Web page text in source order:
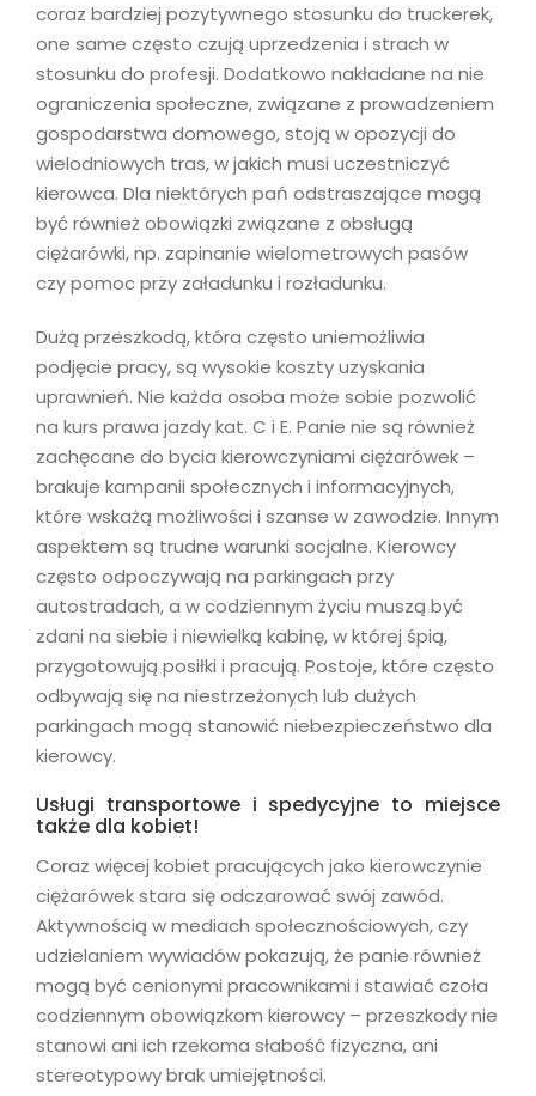
coraz bardziej pozytywnego stosunku do truckerek,
one same często czują uprzedzenia i strach w
stosunku do profesji. Dodatkowo nakładane na nie
ograniczenia społeczne, związane z prowadzeniem
gospodarstwa domowego, stoją w opozycji do
wielodniowych tras, w jakich musi uczestniczyć
kierowca. Dla niektórych pań odstraszające mogą
być również obowiązki związane z obsługą
ciężarówki, np. zapinanie wielometrowych pasów
czy pomoc przy załadunku i rozładunku.
Dużą przeszkodą, która często uniemożliwia
podjęcie pracy, są wysokie koszty uzyskania
uprawnień. Nie każda osoba może sobie pozwolić
na kurs prawa jazdy kat. C i E. Panie nie są również
zachęcane do bycia kierowczyniami ciężarówek –
brakuje kampanii społecznych i informacyjnych,
które wskażą możliwości i szanse w zawodzie. Innym
aspektem są trudne warunki socjalne. Kierowcy
często odpoczywają na parkingach przy
autostradach, a w codziennym życiu muszą być
zdani na siebie i niewielką kabinę, w której śpią,
przygotowują posiłki i pracują. Postoje, które często
odbywają się na niestrzeżonych lub dużych
parkingach mogą stanowić niebezpieczeństwo dla
kierowcy.
Usługi transportowe i spedycyjne to miejsce
także dla kobiet!
Coraz więcej kobiet pracujących jako kierowczynie
ciężarówek stara się odczarować swój zawód.
Aktywnością w mediach społecznościowych, czy
udzielaniem wywiadów pokazują, że panie również
mogą być cenionymi pracownikami i stawiać czoła
codziennym obowiązkom kierowcy – przeszkody nie
stanowi ani ich rzekoma słabość fizyczna, ani
stereotypowy brak umiejętności.